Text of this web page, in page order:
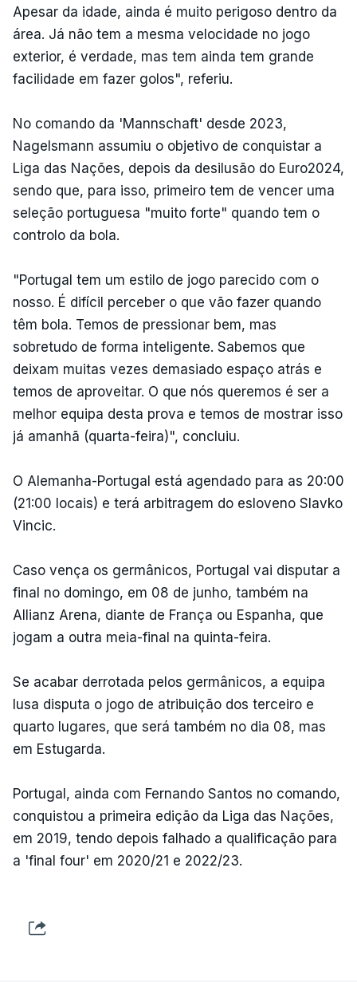
Apesar da idade, ainda é muito perigoso dentro da
área. Já não tem a mesma velocidade no jogo
exterior, é verdade, mas tem ainda tem grande
facilidade em fazer golos", referiu.
No comando da 'Mannschaft' desde 2023,
Nagelsmann assumiu o objetivo de conquistar a
Liga das Nações, depois da desilusão do Euro2024,
sendo que, para isso, primeiro tem de vencer uma
seleção portuguesa "muito forte" quando tem o
controlo da bola.
"Portugal tem um estilo de jogo parecido com o
nosso. É difícil perceber o que vão fazer quando
têm bola. Temos de pressionar bem, mas
sobretudo de forma inteligente. Sabemos que
deixam muitas vezes demasiado espaço atrás e
temos de aproveitar. O que nós queremos é ser a
melhor equipa desta prova e temos de mostrar isso
já amanhã (quarta-feira)", concluiu.
O Alemanha-Portugal está agendado para as 20:00
(21:00 locais) e terá arbitragem do esloveno Slavko
Vincic.
Caso vença os germânicos, Portugal vai disputar a
final no domingo, em 08 de junho, também na
Allianz Arena, diante de França ou Espanha, que
jogam a outra meia-final na quinta-feira.
Se acabar derrotada pelos germânicos, a equipa
lusa disputa o jogo de atribuição dos terceiro e
quarto lugares, que será também no dia 08, mas
em Estugarda.
Portugal, ainda com Fernando Santos no comando,
conquistou a primeira edição da Liga das Nações,
em 2019, tendo depois falhado a qualificação para
a 'final four' em 2020/21 e 2022/23.